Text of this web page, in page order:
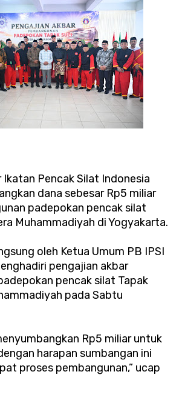
Ikatan Pencak Silat Indonesia
dana sebesar Rp5 miliar
padepokan pencak silat
Muhammadiyah di Yogyakarta.
oleh Ketua Umum PB IPSI
pengajian akbar
pencak silat Tapak
pada Sabtu
Rp5 miliar untuk
harapan sumbangan ini
proses pembangunan,” ucap